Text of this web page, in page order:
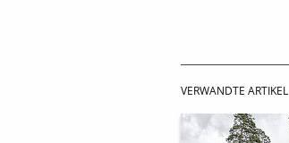
VERWANDTE ARTIKEL